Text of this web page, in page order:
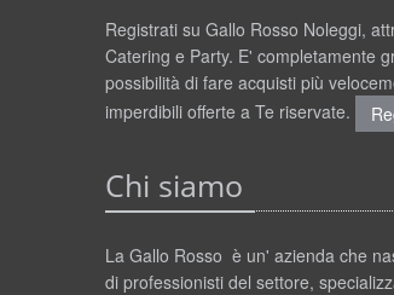
Registrati su Gallo Rosso Noleggi,
Catering e Party. E' completamente
possibilità di fare acquisti più
imperdibili offerte a Te riservate.
Chi siamo
La Gallo Rosso è un' azienda che
di professionisti del settore,